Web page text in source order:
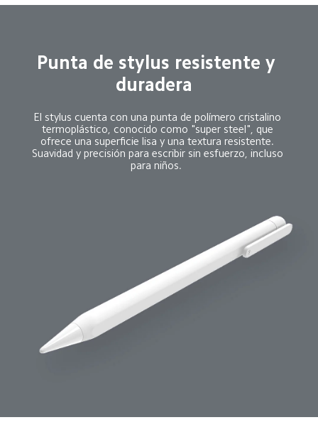
Punta de stylus resistente y
duradera
El stylus cuenta con una punta de polímero cristalino
termoplástico, conocido como "super steel", que
ofrece una superficie lisa y una textura resistente.
Suavidad y precisión para escribir sin esfuerzo, incluso
para niños.